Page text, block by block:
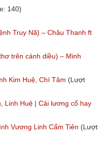
140)
Truy Nã) – Châu Thanh ft
trên cánh diều) – Minh
Kim Huệ, Chí Tâm (Lượt
Linh Huệ | Cải lương cổ hay
Vương Linh Cẩm Tiên (Lượt